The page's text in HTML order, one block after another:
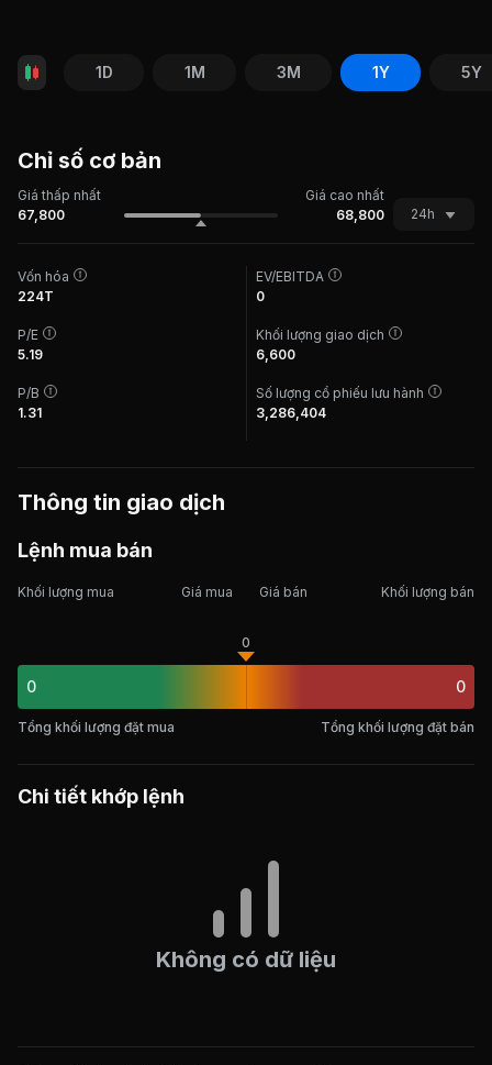
1D 1M 3M 1Y 5Y
Chỉ số cơ bản
Giá thấp nhất
Giá cao nhất
67,800
68,800 24h
Vốn hóa
224T
P/E
5.19
P/B
1.31
EV/EBITDA
0
Khối lượng giao dịch
6,600
Số lượng cổ phiếu lưu hành
3,286,404
Thông tin giao dịch
Lệnh mua bán
Khối lượng mua Giá mua Giá bán Khối lượng bán
0
0
0
Tổng khối lượng đặt mua Tổng khối lượng đặt bán
Chi tiết khớp lệnh
Không có dữ liệu